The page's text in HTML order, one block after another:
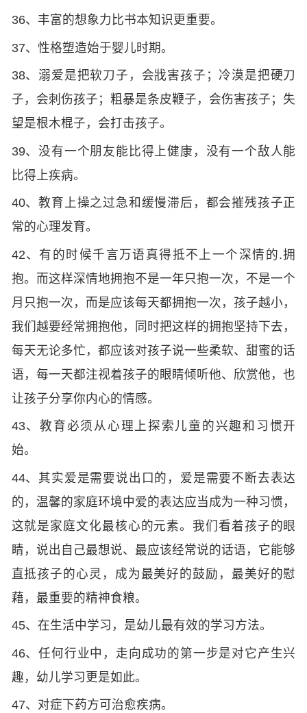
36、丰富的想象力比书本知识更重要。
37、性格塑造始于婴儿时期。
38、溺爱是把软刀子，会戕害孩子；冷漠是把硬刀
子，会刺伤孩子；粗暴是条皮鞭子，会伤害孩子；失
望是根木棍子，会打击孩子。
39、没有一个朋友能比得上健康，没有一个敌人能
比得上疾病。
40、教育上操之过急和缓慢滞后，都会摧残孩子正
常的心理发育。
42、有的时候千言万语真得抵不上一个深情的.拥
抱。而这样深情地拥抱不是一年只抱一次，不是一个
月只抱一次，而是应该每天都拥抱一次，孩子越小，
我们越要经常拥抱他，同时把这样的拥抱坚持下去，
每天无论多忙，都应该对孩子说一些柔软、甜蜜的话
语，每一天都注视着孩子的眼睛倾听他、欣赏他，也
让孩子分享你内心的情感。
43、教育必须从心理上探索儿童的兴趣和习惯开
始。
44、其实爱是需要说出口的，爱是需要不断去表达
的，温馨的家庭环境中爱的表达应当成为一种习惯，
这就是家庭文化最核心的元素。我们看着孩子的眼
睛，说出自己最想说、最应该经常说的话语，它能够
直抵孩子的心灵，成为最美好的鼓励，最美好的慰
藉，最重要的精神食粮。
45、在生活中学习，是幼儿最有效的学习方法。
46、任何行业中，走向成功的第一步是对它产生兴
趣，幼儿学习更是如此。
47、对症下药方可治愈疾病。